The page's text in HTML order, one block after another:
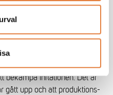
småhusbyggandet i
bekämpa inflationen. Det är
gått upp och att produktions-